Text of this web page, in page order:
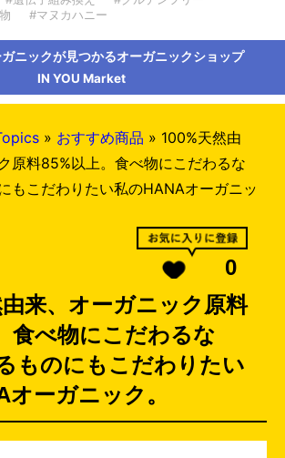
#マヌカハニー
ニックが見つかるオーガニックショップ
IN YOU Market
» おすすめ商品 » 100%天然由
原料85%以上。食べ物にこだわるな
もこだわりたい私のHANAオーガニッ
0
来、オーガニック原料
食べ物にこだわるな
ものにもこだわりたい
オーガニック。